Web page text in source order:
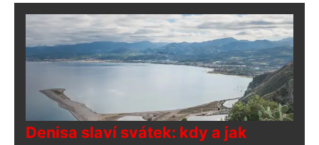
Denisa slaví svátek: kdy a jak